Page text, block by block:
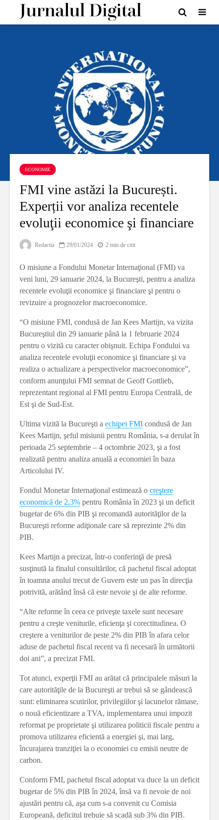
ECONOMIE
FMI vine astăzi la București.
Experții vor analiza recentele
evoluţii economice şi financiare
Redactia 29/01/2024 2 min de citit
O misiune a Fondului Monetar Internaţional (FMI) va
veni luni, 29 ianuarie 2024, la Bucureşti, pentru a analiza
recentele evoluţii economice şi financiare şi pentru o
revizuire a prognozelor macroeconomice.
“O misiune FMI, condusă de Jan Kees Martijn, va vizita
Bucureştiul din 29 ianuarie până la 1 februarie 2024
pentru o vizită cu caracter obişnuit. Echipa Fondului va
analiza recentele evoluţii economice şi financiare şi va
realiza o actualizare a perspectivelor macroeconomice”,
conform anunţului FMI semnat de Geoff Gottlieb,
reprezentant regional al FMI pentru Europa Centrală, de
Est şi de Sud-Est.
Ultima vizită la Bucureşti a echipei FMI condusă de Jan
Kees Martijn, şeful misiunii pentru România, s-a derulat în
perioada 25 septembrie – 4 octombrie 2023, şi a fost
realizată pentru analiza anuală a economiei în baza
Articolului IV.
Fondul Monetar Internaţional estimează o creştere
economică de 2,3% pentru România în 2023 şi un deficit
bugetar de 6% din PIB şi recomandă autorităţilor de la
Bucureşti reforme adiţionale care să reprezinte 2% din
PIB.
Kees Martijn a precizat, într-o conferinţă de presă
susţinută la finalul consultărilor, că pachetul fiscal adoptat
în toamna anului trecut de Guvern este un pas în direcţia
potrivită, arătând însă că este nevoie şi de alte reforme.
“Alte reforme în ceea ce priveşte taxele sunt necesare
pentru a creşte veniturile, eficienţa şi corectitudinea. O
creştere a veniturilor de peste 2% din PIB în afara celor
aduse de pachetul fiscal recent va fi necesară în următorii
doi ani”, a precizat FMI.
Tot atunci, experţii FMI au arătat că principalele măsuri la
care autorităţile de la Bucureşti ar trebui să se gândească
sunt: eliminarea scutirilor, privilegiilor şi lacunelor rămase,
o nouă eficientizare a TVA, implementarea unui impozit
reformat pe proprietate şi utilizarea politicii fiscale pentru a
promova utilizarea eficientă a energiei şi, mai larg,
încurajarea tranziţiei la o economiei cu emisii neutre de
carbon.
Conform FMI, pachetul fiscal adoptat va duce la un deficit
bugetar de 5% din PIB în 2024, însă va fi nevoie de noi
ajustări pentru că, aşa cum s-a convenit cu Comisia
Europeană, deficitul trebuie să scadă sub 3% din PIB.